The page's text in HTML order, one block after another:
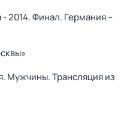
2014. Финал. Германия –
Мужчины. Трансляция из